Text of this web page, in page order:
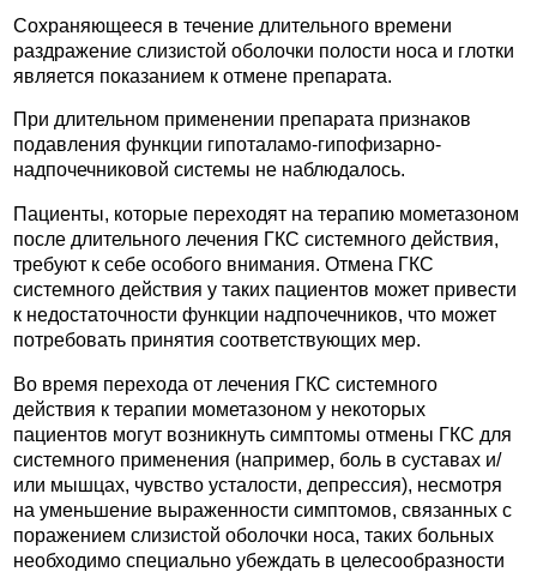
Сохраняющееся в течение длительного времени
раздражение слизистой оболочки полости носа и глотки
является показанием к отмене препарата.
При длительном применении препарата признаков
подавления функции гипоталамо-гипофизарно-
надпочечниковой системы не наблюдалось.
Пациенты, которые переходят на терапию мометазоном
после длительного лечения ГКС системного действия,
требуют к себе особого внимания. Отмена ГКС
системного действия у таких пациентов может привести
к недостаточности функции надпочечников, что может
потребовать принятия соответствующих мер.
Во время перехода от лечения ГКС системного
действия к терапии мометазоном у некоторых
пациентов могут возникнуть симптомы отмены ГКС для
системного применения (например, боль в суставах и/
или мышцах, чувство усталости, депрессия), несмотря
на уменьшение выраженности симптомов, связанных с
поражением слизистой оболочки носа, таких больных
необходимо специально убеждать в целесообразности